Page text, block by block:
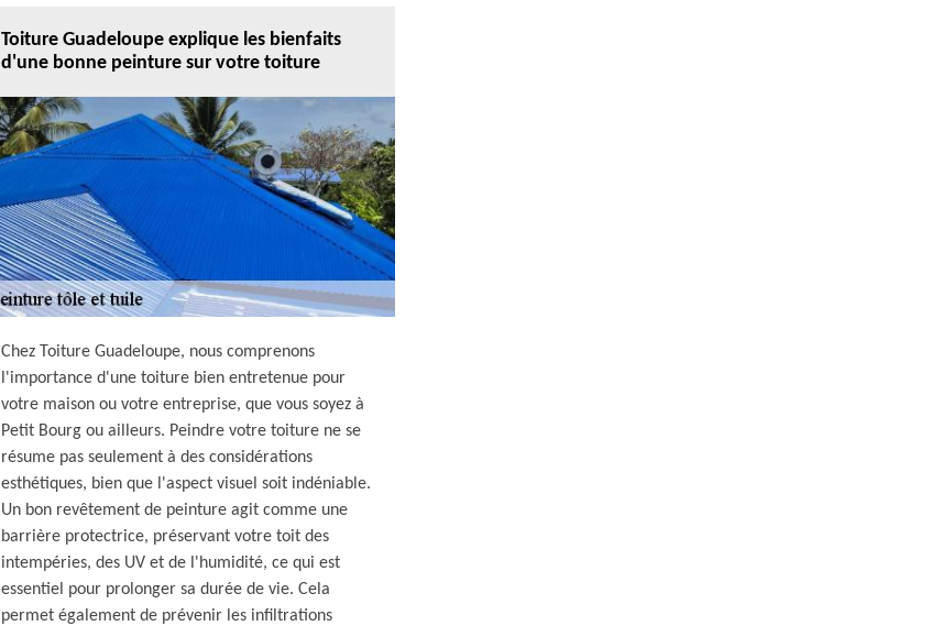
Toiture Guadeloupe explique les bienfaits
d'une bonne peinture sur votre toiture
Chez Toiture Guadeloupe, nous comprenons
l'importance d'une toiture bien entretenue pour
votre maison ou votre entreprise, que vous soyez à
Petit Bourg ou ailleurs. Peindre votre toiture ne se
résume pas seulement à des considérations
esthétiques, bien que l'aspect visuel soit indéniable.
Un bon revêtement de peinture agit comme une
barrière protectrice, préservant votre toit des
intempéries, des UV et de l'humidité, ce qui est
essentiel pour prolonger sa durée de vie. Cela
permet également de prévenir les infiltrations